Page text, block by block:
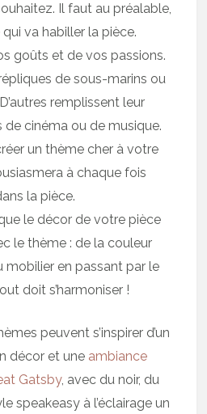
Il faut au préalable,
va habiller la pièce.
goûts et de vos passions.
de sous-marins ou
remplissent leur
de cinéma ou de musique.
un thème cher à votre
à chaque fois
la pièce.
le décor de votre pièce
le thème : de la couleur
mobilier en passant par le
doit s’harmoniser !
peuvent s’inspirer d’un
décor et une ambiance
Gatsby, avec du noir, du
speakeasy à l’éclairage un